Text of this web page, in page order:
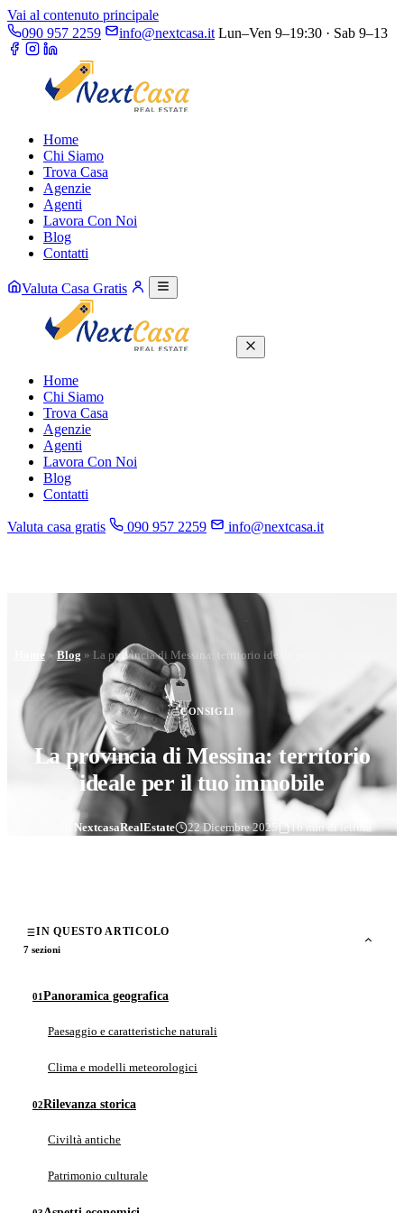
Vai al contenuto principale
090 957 2259
info@nextcasa.it Lun–Ven 9–19:30 · Sab 9–13
Home
Chi Siamo
Trova Casa
Agenzie
Agenti
Lavora Con Noi
Blog
Contatti
Valuta Casa Gratis
Home
Chi Siamo
Trova Casa
Agenzie
Agenti
Lavora Con Noi
Blog
Contatti
Valuta casa gratis 090 957 2259 info@nextcasa.it
Home» Blog » La provincia di Messina: territorio ideale per il tuo immobile
CONSIGLI
La provincia di Messina: territorio
ideale per il tuo immobile
NextcasaRealEstate 22 Dicembre 2025 16 min di lettura
IN QUESTO ARTICOLO
7 sezioni
Panoramica geografica
Paesaggio e caratteristiche naturali
Clima e modelli meteorologici
Rilevanza storica
Civiltà antiche
Patrimonio culturale